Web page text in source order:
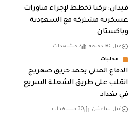
فيدان: تركيا تخطط لإجراء مناورات
عسكرية مشتركة مع السعودية
وباكستان
قبل 30 دقيقة 7 مشاهدات
محليات
الدفاع المدني يخمد حريق صهريج
انقلب على طريق الشعلة السريع
في بغداد
قبل ساعتين 30 مشاهدات